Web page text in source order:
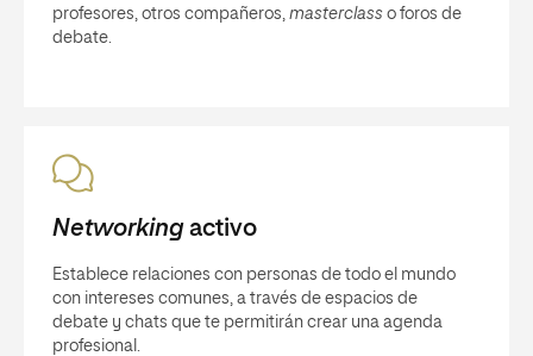
profesores, otros compañeros, masterclass o foros de
debate.
Networkingactivo
Establece relaciones con personas de todo el mundo
con intereses comunes, a través de espacios de
debate y chats que te permitirán crear una agenda
profesional.